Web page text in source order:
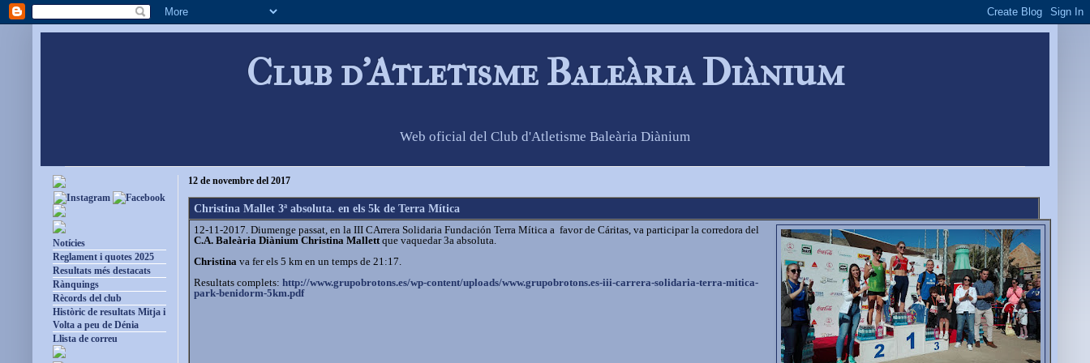
Club d'Atletisme Baleària Diànium
Web oficial del Club d'Atletisme Baleària Diànium
12 de novembre del 2017
Christina Mallet 3ª absoluta. en els 5k de Terra Mítica
12-11-2017. Diumenge passat, en la III CArrera Solidaria Fundación Terra Mítica a favor de Cáritas, va participar la corredora del
C.A. Baleària Diànium Christina Mallett que vaquedar 3a absoluta.
Christina va fer els 5 km en un temps de 21:17.
Resultats complets: http://www.grupobrotons.es/wp-content/uploads/www.grupobrotons.es-iii-carrera-solidaria-terra-mitica-
park-benidorm-5km.pdf
Notícies
Reglament i quotes 2025
Resultats més destacats
Rànquings
Rècords del club
Històric de resultats Mitja i
Volta a peu de Dénia
Llista de correu